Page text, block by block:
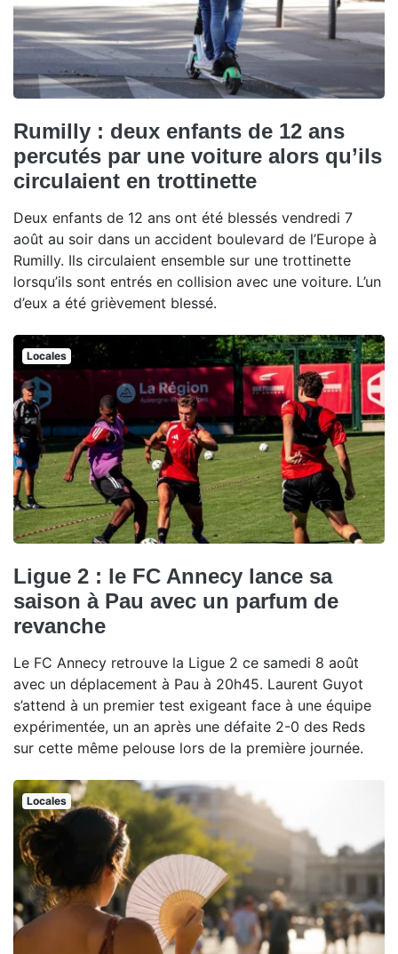
Rumilly : deux enfants de 12 ans
percutés par une voiture alors qu’ils
circulaient en trottinette
Deux enfants de 12 ans ont été blessés vendredi 7
août au soir dans un accident boulevard de l’Europe à
Rumilly. Ils circulaient ensemble sur une trottinette
lorsqu’ils sont entrés en collision avec une voiture. L’un
d’eux a été grièvement blessé.
Locales
Ligue 2 : le FC Annecy lance sa
saison à Pau avec un parfum de
revanche
Le FC Annecy retrouve la Ligue 2 ce samedi 8 août
avec un déplacement à Pau à 20h45. Laurent Guyot
s’attend à un premier test exigeant face à une équipe
expérimentée, un an après une défaite 2-0 des Reds
sur cette même pelouse lors de la première journée.
Locales